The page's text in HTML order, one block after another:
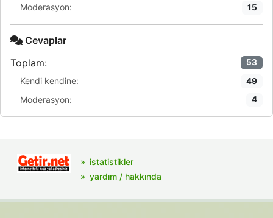
Moderasyon: 15
Cevaplar
Toplam:
53
Kendi kendine: 49
Moderasyon: 4
istatistikler
yardım / hakkında